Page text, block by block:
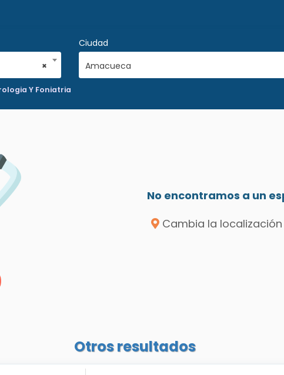
×
Ciudad
Amacueca
Y Foniatria
No encontramos a un
Cambia la
Otros resultados